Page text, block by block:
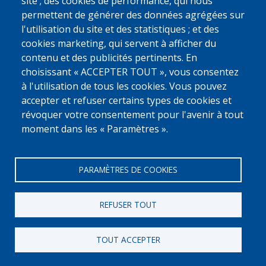
En pleine croissance, cette boutique a été une étape importante et
marque le début d’un nouveau chapitre pour la famille.
Plein de succès pour la suite Ishtiaq !
Caritas International
Luxembourgsont les partenaires de réintégration attitrés de Fedasil ?
Découvrez le parcours d’autres personnes en exil juste ici.
Source: OIM.
0800 327 45
Déclaration relative aux cookies
Vie privée, copyright et disclaimer
Cookie Settings
permettent de générer des données agrégées sur
l'utilisation du site et des statistiques ; et des
cookies marketing, qui servent à afficher du
contenu et des publicités pertinents. En
choisissant « ACCEPTER TOUT », vous consentez
à l'utilisation de tous les cookies. Vous pouvez
accepter et refuser certains types de cookies et
révoquer votre consentement pour l'avenir à tout
moment dans les « Paramètres ».
PARAMÈTRES DE COOKIES
REFUSER TOUT
TOUT ACCEPTER